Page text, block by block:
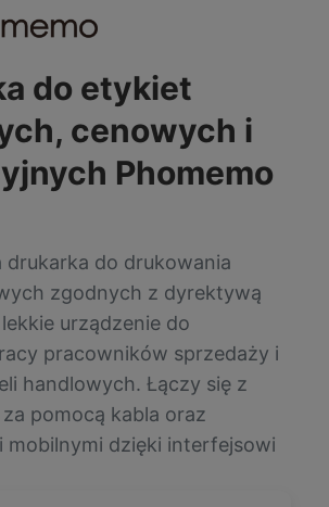
do etykiet
cenowych i
Phomemo
drukarka do drukowania
zgodnych z dyrektywą
urządzenie do
pracowników sprzedaży i
handlowych. Łączy się z
pomocą kabla oraz
mobilnymi dzięki interfejsowi